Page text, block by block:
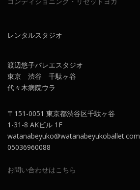
レンタルスタジオ
渡辺悠子バレエスタジオ
東京 渋谷 千駄ヶ谷
代々木病院ウラ
〒151-0051 東京都渋谷区千駄ヶ谷
1-31-8 AKビル 1F
watanabeyuko@watanabeyukoballet.com
05036960088
お問い合わせはこちら